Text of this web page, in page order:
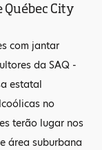
Québec City
com jantar
da SAQ -
estatal
no
terão lugar nos
área suburbana